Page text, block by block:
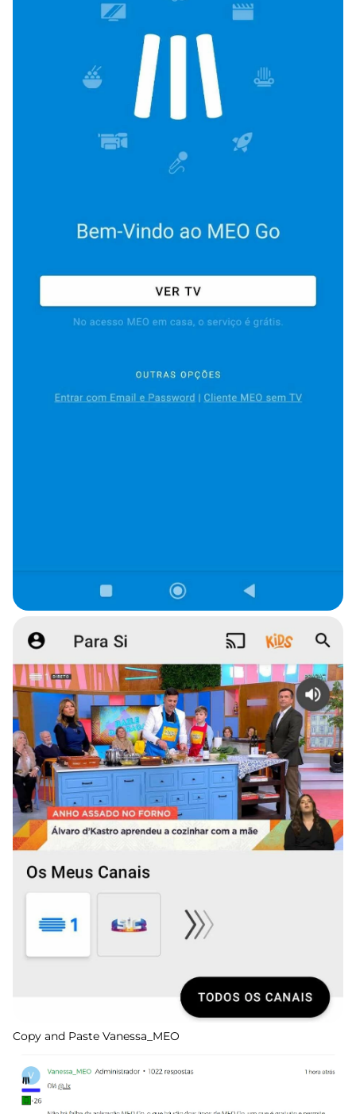
Copy and Paste Vanessa_MEO